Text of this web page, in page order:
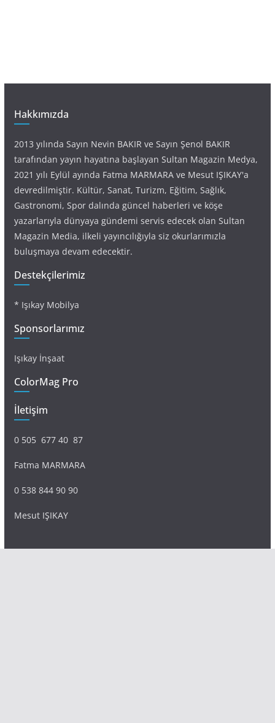
Hakkımızda
2013 yılında Sayın Nevin BAKIR ve Sayın Şenol BAKIR
tarafından yayın hayatına başlayan Sultan Magazin Medya,
2021 yılı Eylül ayında Fatma MARMARA ve Mesut IŞIKAY'a
devredilmiştir. Kültür, Sanat, Turizm, Eğitim, Sağlık,
Gastronomi, Spor dalında güncel haberleri ve köşe
yazarlarıyla dünyaya gündemi servis edecek olan Sultan
Magazin Media, ilkeli yayıncılığıyla siz okurlarımızla
buluşmaya devam edecektir.
Destekçilerimiz
* Işıkay Mobilya
Sponsorlarımız
Işıkay İnşaat
ColorMag Pro
İletişim
0 505 677 40 87
Fatma MARMARA
0 538 844 90 90
Mesut IŞIKAY